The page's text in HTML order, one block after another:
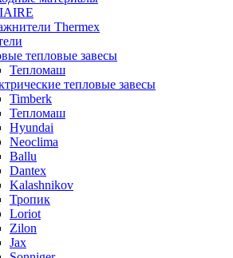
Thermex
тепловые завесы
Тепломаш
тепловые завесы
Timberk
Тепломаш
Hyundai
Neoclima
Ballu
Dantex
Kalashnikov
Тропик
Loriot
Zilon
Jax